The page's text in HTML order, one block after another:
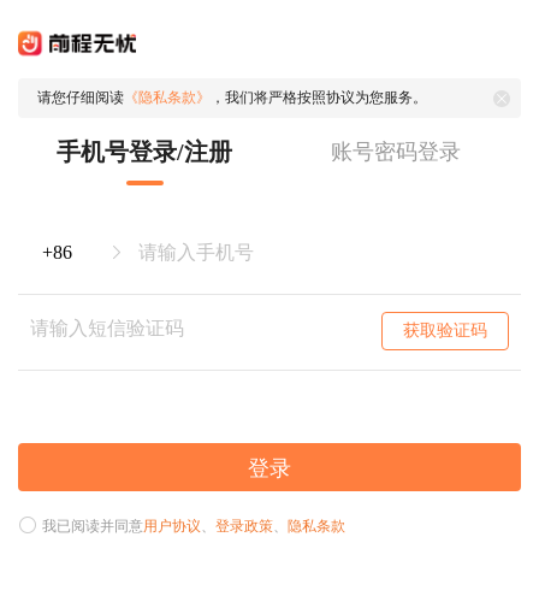
请您仔细阅读 《隐私条款》 ，我们将严格按照协议为您服务。
手机号登录/注册 账号密码登录
获取验证码
登录
我已阅读并同意用户协议、 登录政策、 隐私条款